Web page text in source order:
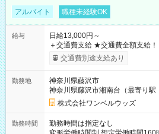
アルバイト 職種未経験OK
給与
日給13,000円～
＋交通費支給 ★交通費全額支給！ ┗案件により規定あり ★日払
いOK！（規定あり） ┗働いたそ
ンビニATMから 日払い分を引き落とせます
交通費別途支給あり
勤務地
神奈川県藤沢市
神奈川県藤沢市湘南台（最寄り駅
株式会社ワンベルウッズ
勤務時間
勤務時間は指定なし